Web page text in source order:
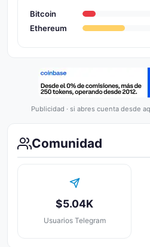
Bitcoin
Ethereum
Publicidad · si abres cuenta desde
Comunidad
$5.04K
Usuarios Telegram